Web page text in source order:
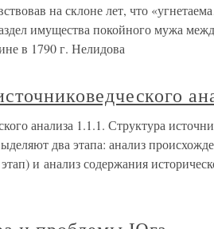
на склоне лет, что
имущества покойного мужа
в 1790 г. Нелидова
анализа 1.1.1. Структура
два этапа: анализ
и анализ содержания